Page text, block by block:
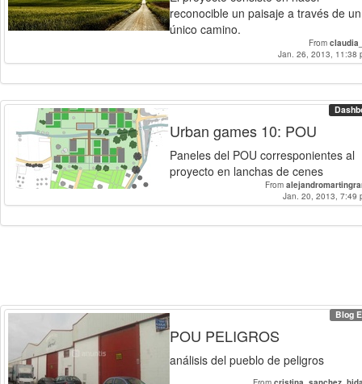
reconocible un paisaje a través de un
único camino.
From
Jan. 26, 2013, 11:38
Urban games 10: POU
Paneles del POU corresponientes al
proyecto en lanchas de cenes
From
Jan. 20, 2013, 7:49
Blog
POU PELIGROS
análisis del pueblo de peligros